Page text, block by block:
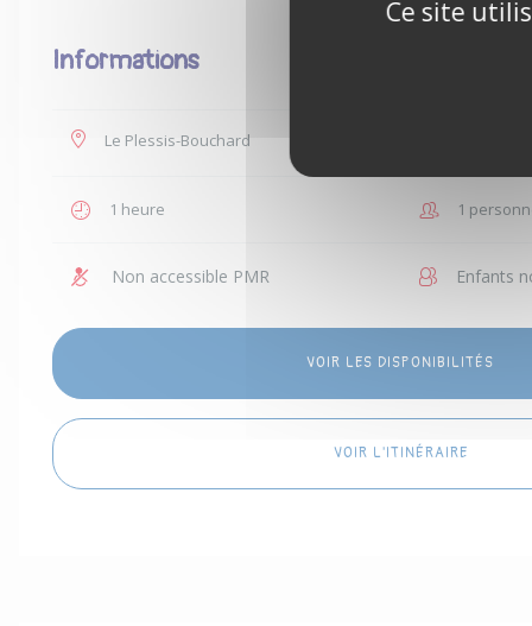
Informations
Le Plessis-Bouchard
1 heure 1
Non accessible PMR Enfants
VOIR LES DISPONIBILITÉS
VOIR L'ITINÉRAIRE
Ce site